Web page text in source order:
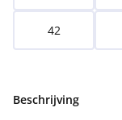
42
Beschrijving